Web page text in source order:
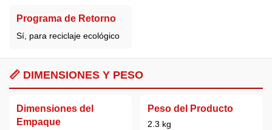
Programa de Retorno
Sí, para reciclaje ecológico
📏 DIMENSIONES Y PESO
Dimensiones del
Empaque
Peso del Producto
2.3 kg